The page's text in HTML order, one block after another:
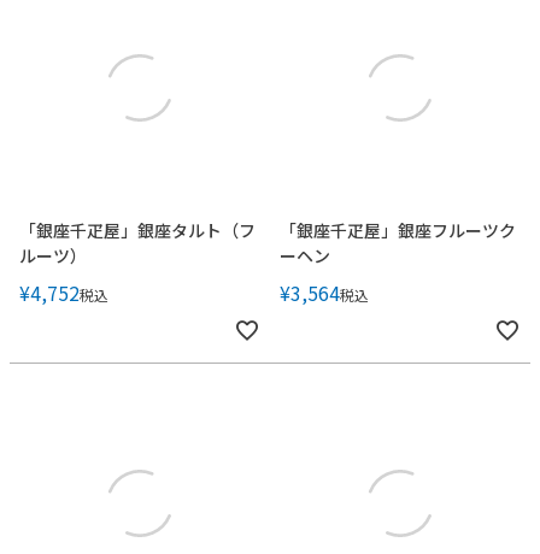
「銀座千疋屋」銀座タルト（フ
ルーツ）
¥4,752税込
「銀座千疋屋」銀座フルーツク
ーヘン
¥3,564税込